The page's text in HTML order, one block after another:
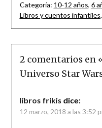
Categoría: 10-12 años, 6
Libros y cuentos infantiles,
2 comentarios en
Universo Star
libros frikis dice:
12 marzo, 2018 a las 3:52